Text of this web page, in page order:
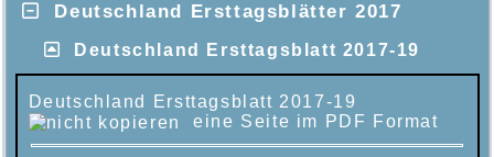
Deutschland Ersttagsblätter 2017
Deutschland Ersttagsblatt 2017-19
Deutschland Ersttagsblatt 2017-19
eine Seite im PDF Format